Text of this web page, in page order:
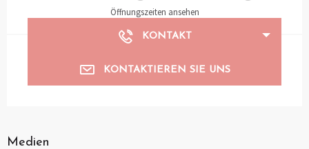
Öffnungszeiten ansehen
KONTAKT
KONTAKTIEREN SIE UNS
Medien